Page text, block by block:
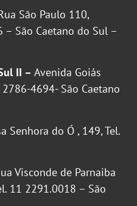
São Paulo 110,
– São Caetano do Sul –
II – Avenida Goiás
4694- São Caetano
Senhora do Ó , 149, Tel.
Visconde de Parnaiba
11 2291.0018 – São